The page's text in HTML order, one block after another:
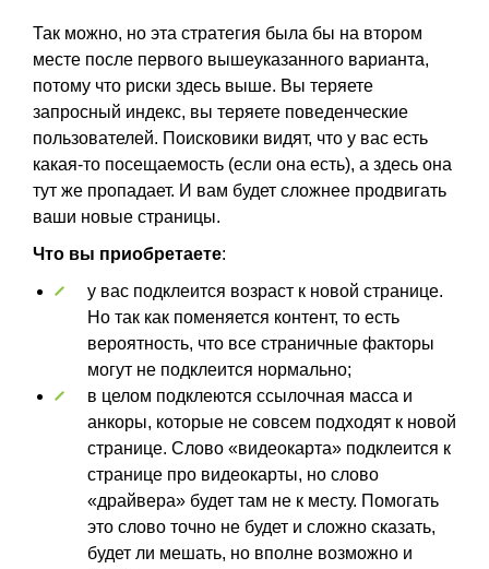
Так можно, но эта стратегия была бы на втором
месте после первого вышеуказанного варианта,
потому что риски здесь выше. Вы теряете
запросный индекс, вы теряете поведенческие
пользователей. Поисковики видят, что у вас есть
какая-то посещаемость (если она есть), а здесь она
тут же пропадает. И вам будет сложнее продвигать
ваши новые страницы.
Что вы приобретаете:
у вас подклеится возраст к новой странице.
Но так как поменяется контент, то есть
вероятность, что все страничные факторы
могут не подклеится нормально;
в целом подклеются ссылочная масса и
анкоры, которые не совсем подходят к новой
странице. Слово «видеокарта» подклеится к
странице про видеокарты, но слово
«драйвера» будет там не к месту. Помогать
это слово точно не будет и сложно сказать,
будет ли мешать, но вполне возможно и